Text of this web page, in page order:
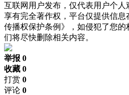
互联网用户发布，仅代表用户个
享有完全著作权，平台仅提供信
传播权保护条例》，如侵犯了您的
们将尽快删除相关内容。
举报 0
收藏 0
打赏 0
评论 0